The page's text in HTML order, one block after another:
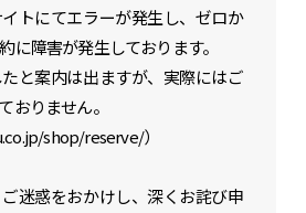
せ
トにてエラーが発生し、ゼロか
に障害が発生しております。
と案内は出ますが、実際にはご
おりません。
shop/reserve/）
迷惑をおかけし、深くお詫び申